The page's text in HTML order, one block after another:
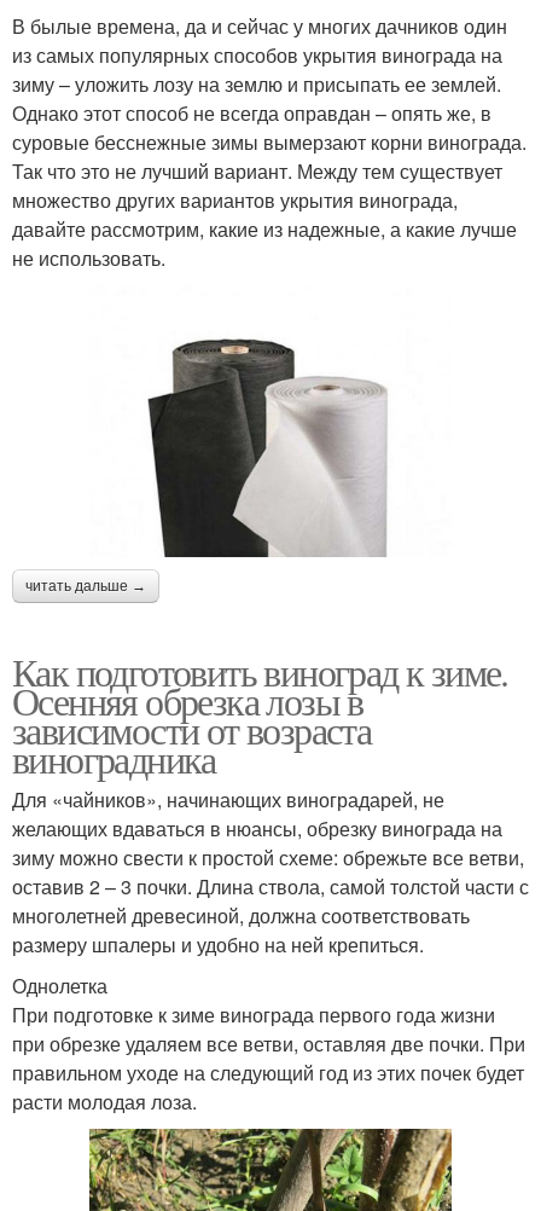
В былые времена, да и сейчас у многих дачников один
из самых популярных способов укрытия винограда на
зиму – уложить лозу на землю и присыпать ее землей.
Однако этот способ не всегда оправдан – опять же, в
суровые бесснежные зимы вымерзают корни винограда.
Так что это не лучший вариант. Между тем существует
множество других вариантов укрытия винограда,
давайте рассмотрим, какие из надежные, а какие лучше
не использовать.
читать дальше →
Как подготовить виноград к зиме.
Осенняя обрезка лозы в
зависимости от возраста
виноградника
Для «чайников», начинающих виноградарей, не
желающих вдаваться в нюансы, обрезку винограда на
зиму можно свести к простой схеме: обрежьте все ветви,
оставив 2 – 3 почки. Длина ствола, самой толстой части с
многолетней древесиной, должна соответствовать
размеру шпалеры и удобно на ней крепиться.
Однолетка
При подготовке к зиме винограда первого года жизни
при обрезке удаляем все ветви, оставляя две почки. При
правильном уходе на следующий год из этих почек будет
расти молодая лоза.